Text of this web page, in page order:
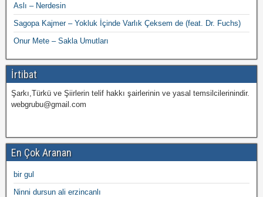
Aslı – Nerdesin
Sagopa Kajmer – Yokluk İçinde Varlık Çeksem de (feat. Dr. Fuchs)
Onur Mete – Sakla Umutları
İrtibat
Şarkı,Türkü ve Şiirlerin telif hakkı şairlerinin ve yasal temsilcilerinindir.
webgrubu@gmail.com
En Çok Aranan
bir gul
Ninni dursun ali erzincanlı